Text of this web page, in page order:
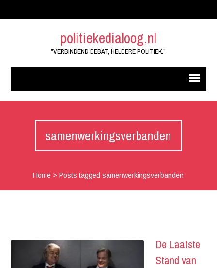
politiekedialoog.nl
"VERBINDEND DEBAT, HELDERE POLITIEK."
samenwerkingsverbanden
Home >Posts tagged samenwerkingsverbanden
De Laatste
Stand van